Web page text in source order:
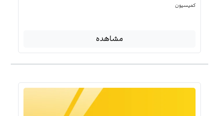
کمیسیون
مشاهده